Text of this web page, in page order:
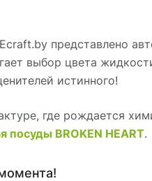
представлено
выбор цвета
истинного!
где рождается
посуды BROKEN HEART.